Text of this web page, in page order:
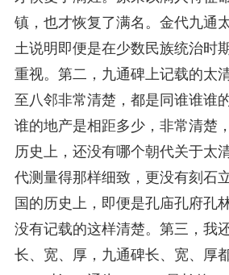
镇，也才恢复了满名。金代九通
土说明即便是在少数民族统治时
重视。第二，九通碑上记载的太
至八邻非常清楚，都是同谁谁谁
谁的地产是相距多少，非常清楚
历史上，还没有哪个朝代关于太
代测量得那样细致，更没有刻石
国的历史上，即便是孔庙孔府孔
没有记载的这样清楚。第三，我
长、宽、厚，九通碑长、宽、厚